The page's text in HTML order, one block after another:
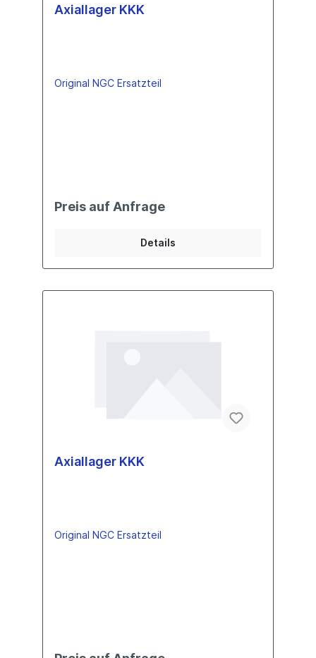
Axiallager KKK
Original NGC Ersatzteil
Preis auf Anfrage
Details
Axiallager KKK
Original NGC Ersatzteil